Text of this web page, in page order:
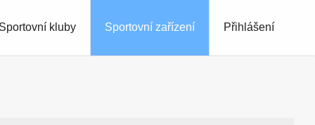
Přihlášení
Sportovní kluby Sportovní zařízení